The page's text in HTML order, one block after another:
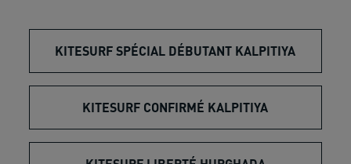
KITESURF SPÉCIAL DÉBUTANT KALPITIYA
KITESURF CONFIRMÉ KALPITIYA